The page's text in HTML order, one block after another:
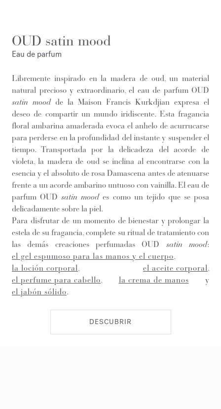
OUD satin mood
Eau de parfum
Libremente inspirado en la madera de oud, un material
natural precioso y extraordinario, el eau de parfum OUD
satin moodde la Maison Francis Kurkdjian expresa el
deseo de compartir un mundo iridiscente. Esta fragancia
floral ambarina amaderada evoca el anhelo de acurrucarse
para perderse en la profundidad del instante y suspender el
tiempo. Transportada por la delicadeza del acorde de
violeta, la madera de oud se inclina al encontrarse con la
esencia y el absoluto de rosa Damascena antes de atenuarse
frente a un acorde ambarino untuoso con vainilla. El eau de
parfum OUDsatin moodes como un tejido que se posa
delicadamente sobre la piel.
Para disfrutar de un momento de bienestar y prolongar la
estela de su fragancia, complete su ritual de tratamiento con
las demás creaciones perfumadas OUD satin mood:
el gel espumoso para las manos y el cuerpo
la loción corporal
el aceite corporal
el perfume para cabello
la crema de manos y
el jabón sólido.
DESCUBRIR